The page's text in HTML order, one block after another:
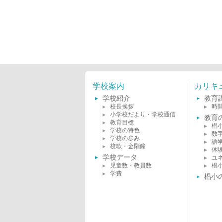
学校案内
学校紹介
校長挨拶
小学校だより・学校通信
教育目標
学校の特色
学校の歩み
校歌・金剛鐘
学校データ
児童数・教員数
学費
カリキ
教育
時
教育
椙
数
語
体
ユ
椙
椙小